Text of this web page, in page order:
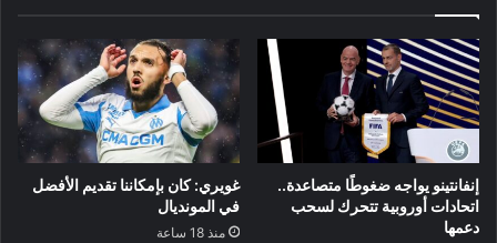
إنفانتينو يواجه ضغوطًا متصاعدة..
اتحادات أوروبية تتحرك لسحب
دعمها
غويري: كان بإمكاننا تقديم الأفضل
في المونديال
منذ 18 ساعة